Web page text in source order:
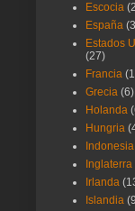
Escocia
España
Estados
(27)
Francia
Grecia (6)
Holanda
Hungria
Indonesia
Inglaterra
Irlanda
Islandia